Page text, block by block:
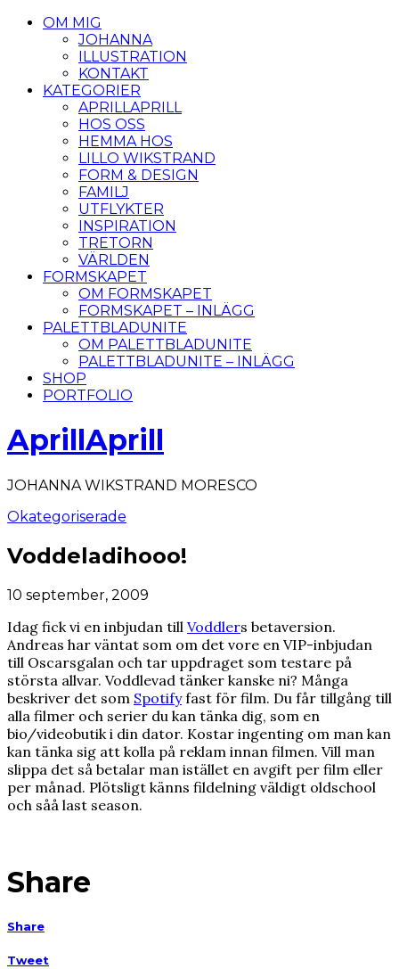
OM MIG
JOHANNA
ILLUSTRATION
KONTAKT
KATEGORIER
APRILLAPRILL
HOS OSS
HEMMA HOS
LILLO WIKSTRAND
FORM & DESIGN
FAMILJ
UTFLYKTER
INSPIRATION
TRETORN
VÄRLDEN
FORMSKAPET
OM FORMSKAPET
FORMSKAPET – INLÄGG
PALETTBLADUNITE
OM PALETTBLADUNITE
PALETTBLADUNITE – INLÄGG
SHOP
PORTFOLIO
AprillAprill
JOHANNA WIKSTRAND MORESCO
Okategoriserade
Voddeladihooo!
10 september, 2009
Idag fick vi en inbjudan till Voddlers betaversion.
Andreas har väntat som om det vore en VIP-inbjudan
till Oscarsgalan och tar uppdraget som testare på
största allvar. Voddlevad tänker kanske ni? Många
beskriver det som Spotifyfast för film. Du får tillgång till
alla filmer och serier du kan tänka dig, som en
bio/videobutik i din dator. Kostar ingenting om man kan
kan tänka sig att kolla på reklam innan filmen. Vill man
slippa det så betalar man istället en avgift per film eller
per månad. Plötsligt känns fildelning väldigt oldschool
och såå last season.
Share
Share
Tweet